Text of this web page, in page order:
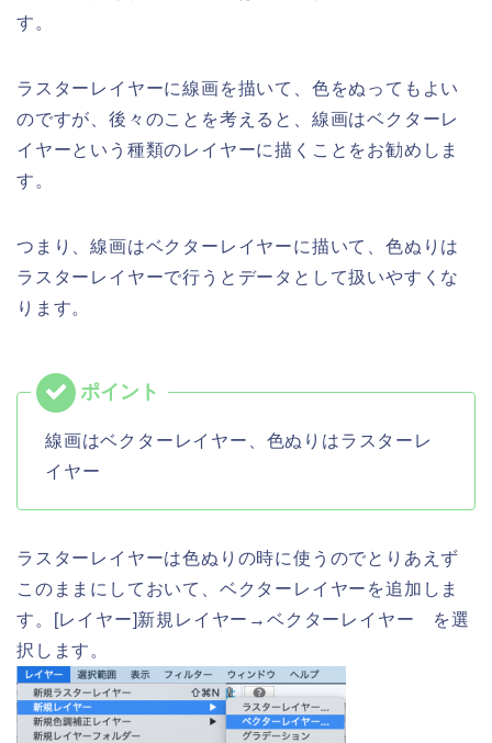
す。
ラスターレイヤーに線画を描いて、色をぬってもよい
のですが、後々のことを考えると、線画はベクターレ
イヤーという種類のレイヤーに描くことをお勧めしま
す。
つまり、線画はベクターレイヤーに描いて、色ぬりは
ラスターレイヤーで行うとデータとして扱いやすくな
ります。
線画はベクターレイヤー、色ぬりはラスターレ
イヤー
ラスターレイヤーは色ぬりの時に使うのでとりあえず
このままにしておいて、ベクターレイヤーを追加しま
す。[レイヤー]新規レイヤー→ベクターレイヤー を選
択します。